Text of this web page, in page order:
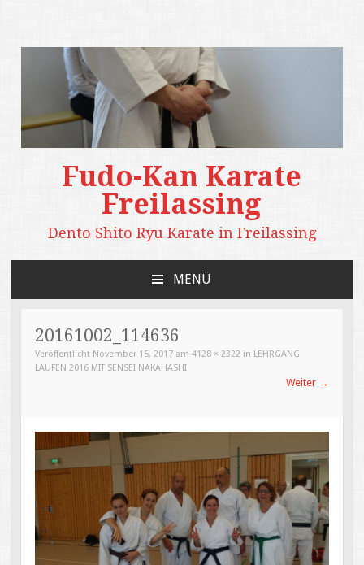
Fudo-Kan Karate
Freilassing
Dento Shito Ryu Karate in Freilassing
MENÜ
20161002_114636
Veröffentlicht November 15, 2017 am4128 × 2322 in LEHRGANG
LAUFEN 2016 MIT SENSEI NAKAHASHI
Weiter →